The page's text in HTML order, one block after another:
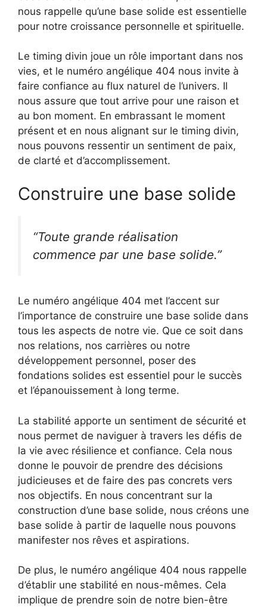
nous rappelle qu’une base solide est essentielle
pour notre croissance personnelle et spirituelle.
Le timing divin joue un rôle important dans nos
vies, et le numéro angélique 404 nous invite à
faire confiance au flux naturel de l’univers. Il
nous assure que tout arrive pour une raison et
au bon moment. En embrassant le moment
présent et en nous alignant sur le timing divin,
nous pouvons ressentir un sentiment de paix,
de clarté et d’accomplissement.
Construire une base solide
“Toute grande réalisation
commence par une base solide.”
Le numéro angélique 404 met l’accent sur
l’importance de construire une base solide dans
tous les aspects de notre vie. Que ce soit dans
nos relations, nos carrières ou notre
développement personnel, poser des
fondations solides est essentiel pour le succès
et l’épanouissement à long terme.
La stabilité apporte un sentiment de sécurité et
nous permet de naviguer à travers les défis de
la vie avec résilience et confiance. Cela nous
donne le pouvoir de prendre des décisions
judicieuses et de faire des pas concrets vers
nos objectifs. En nous concentrant sur la
construction d’une base solide, nous créons une
base solide à partir de laquelle nous pouvons
manifester nos rêves et aspirations.
De plus, le numéro angélique 404 nous rappelle
d’établir une stabilité en nous-mêmes. Cela
implique de prendre soin de notre bien-être